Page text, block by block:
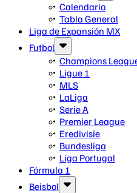
Calendario
Tabla General
Liga de Expansión MX
Futbol
Champions
Ligue 1
MLS
LaLiga
Serie A
Premier League
Eredivisie
Bundesliga
Liga Portugal
Fórmula 1
Beisbol